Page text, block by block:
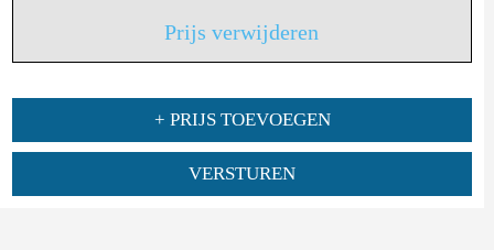
Prijs verwijderen
+ PRIJS TOEVOEGEN
VERSTUREN